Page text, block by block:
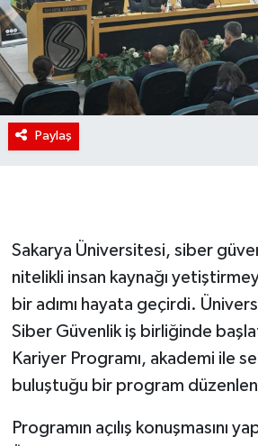
Paylaş
Sakarya Üniversitesi, siber
nitelikli insan kaynağı
bir adımı hayata geçirdi.
Siber Güvenlik iş birliğinde
Kariyer Programı, akademi ile
buluştuğu bir program
Programın açılış konuşmasını